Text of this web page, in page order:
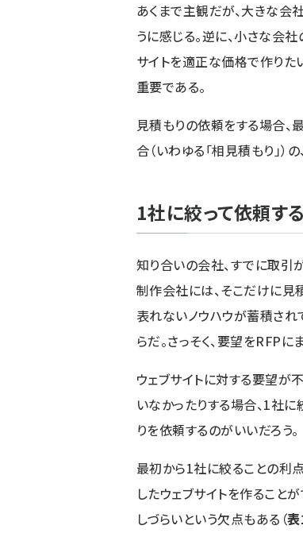
あくまで主観だが、大きな
うに感じる。逆に、小さな会
サイトを適正な価格で作り
重要である。
見積もりの依頼をする場合、
合（いわゆる「相見積もり」）
1社に絞って依頼す
知り合いの会社、すでに取引
制作会社には、そこだけに見
表れないノウハウが蓄積され
らだ。さっそく、要望をRFP
ウェブサイトに対する要望が
いなかったりする場合、1社
りを依頼するのがいいだろう。
最初から1社に絞ることの利
したウェブサイトを作ること
しづらいという欠点もある（